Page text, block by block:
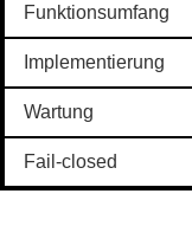
Funktionsumfang
Implementierung
Wartung
Fail-closed